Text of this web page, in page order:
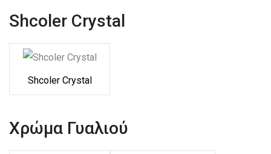
Shcoler Crystal
Shcoler Crystal
Χρώμα Γυαλιού